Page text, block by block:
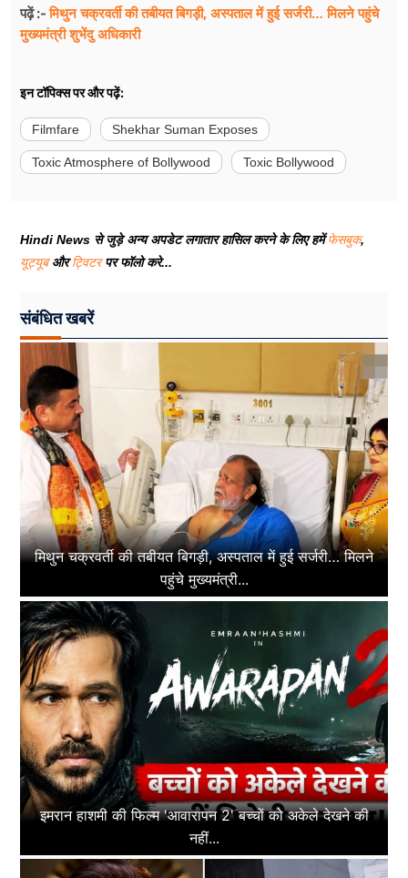
पढ़ें :-मिथुन चक्रवर्ती की तबीयत बिगड़ी, अस्पताल में हुई सर्जरी… मिलने पहुंचे
मुख्यमंत्री शुभेंदु अधिकारी
इन टॉपिक्स पर और पढ़ें:
Filmfare Shekhar Suman Exposes
Toxic Atmosphere of Bollywood Toxic Bollywood
Hindi News से जुड़े अन्य अपडेट लगातार हासिल करने के लिए हमेंफेसबुक,
यूट्यूबऔरट्विटरपर फॉलो करे...
संबंधित खबरें
मिथुन चक्रवर्ती की तबीयत बिगड़ी, अस्पताल में हुई सर्जरी… मिलने
पहुंचे मुख्यमंत्री...
इमरान हाशमी की फिल्म 'आवारापन 2' बच्चों को अकेले देखने की
नहीं...